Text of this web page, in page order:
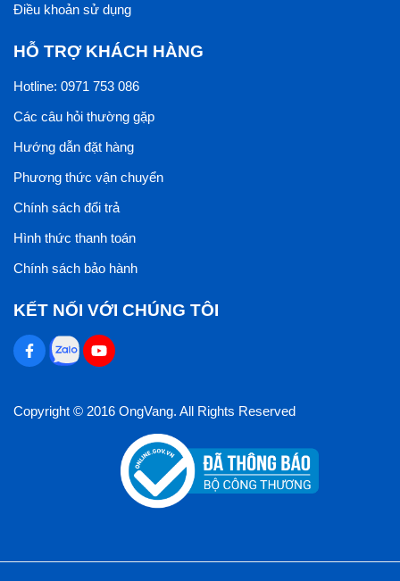
Điều khoản sử dụng
HỖ TRỢ KHÁCH HÀNG
Hotline: 0971 753 086
Các câu hỏi thường gặp
Hướng dẫn đặt hàng
Phương thức vận chuyển
Chính sách đổi trả
Hình thức thanh toán
Chính sách bảo hành
KẾT NỐI VỚI CHÚNG TÔI
Copyright © 2016 OngVang. All Rights Reserved